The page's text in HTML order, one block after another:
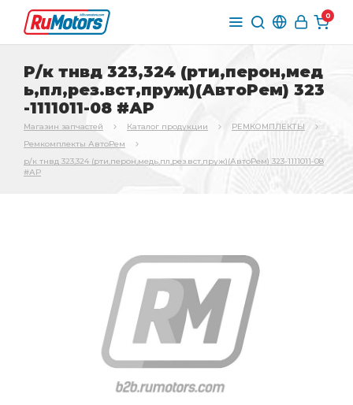
0
Р/к тнвд 323,324 (рти,перон,мед
ь,пл,рез.вст,пруж)(АвтоРем) 323
-1111011-08 #АР
Магазин запчастей Каталог продукции
РЕМКОМПЛЕКТЫ
Ремкомплекты АвтоРем
р/к тнвд 323,324 (рти,перон,медь,пл,рез.вст,пруж)(АвтоРем) 323-1111011-08
#АР